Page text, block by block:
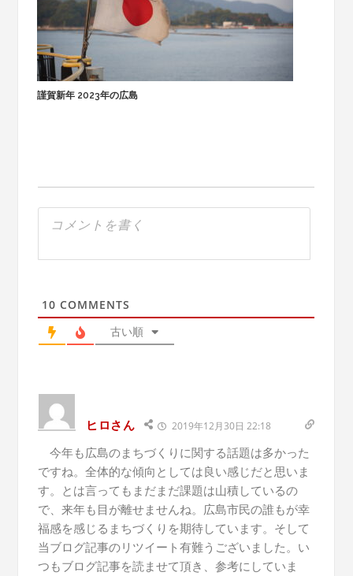
謹賀新年 2023年の広島
10 COMMENTS
古い順
ヒロさん 2019年12月30日 22:18
今年も広島のまちづくりに関する話題は多かった
ですね。全体的な傾向としては良い感じだと思いま
す。とは言ってもまだまだ課題は山積しているの
で、来年も目が離せませんね。広島市民の誰もが幸
福感を感じるまちづくりを期待しています。そして
当ブログ記事のリツイート有難うございました。い
つもブログ記事を読ませて頂き、参考にしていま